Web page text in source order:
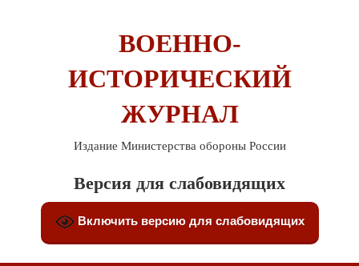
ВОЕННО-
ИСТОРИЧЕСКИЙ
ЖУРНАЛ
Издание Министерства обороны России
Версия для слабовидящих
Включить версию для слабовидящих